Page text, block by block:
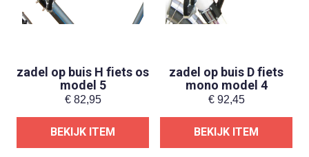
zadel op buis H fiets os
model 5
€82,95
BEKIJK ITEM
zadel op buis D fiets
mono model 4
€92,45
BEKIJK ITEM